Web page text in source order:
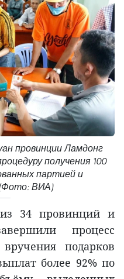
провинции Ламдонг
получения 100
партией и
ВИА)
из 34 провинций и
процесс
подарков
более 92% по